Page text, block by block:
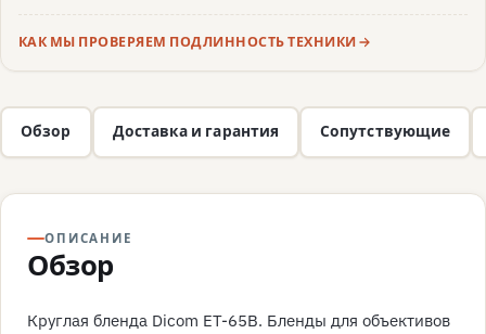
КАК МЫ ПРОВЕРЯЕМ ПОДЛИННОСТЬ ТЕХНИКИ
Обзор Доставка и гарантия Сопутствующие
ОПИСАНИЕ
Обзор
Круглая бленда Dicom ET-65B. Бленды для объективов